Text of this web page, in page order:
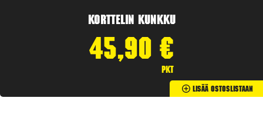
Korttelin kunkku
45,90 €
pkt
Lisää Ostoslistaan